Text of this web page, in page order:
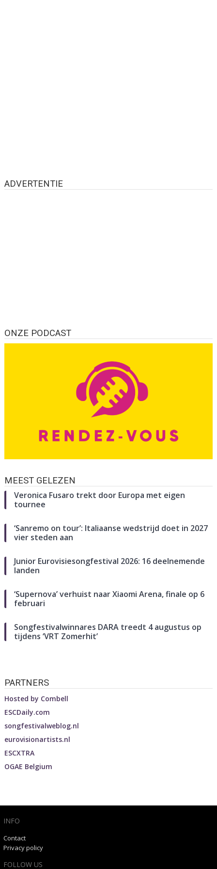
ADVERTENTIE
ONZE PODCAST
MEEST GELEZEN
Veronica Fusaro trekt door Europa met eigen
tournee
‘Sanremo on tour’: Italiaanse wedstrijd doet in 2027
vier steden aan
Junior Eurovisiesongfestival 2026: 16 deelnemende
landen
‘Supernova’ verhuist naar Xiaomi Arena, finale op 6
februari
Songfestivalwinnares DARA treedt 4 augustus op
tijdens ‘VRT Zomerhit’
PARTNERS
Hosted by Combell
ESCDaily.com
songfestivalweblog.nl
eurovisionartists.nl
ESCXTRA
OGAE Belgium
INFO
Contact
Privacy policy
FOLLOW US